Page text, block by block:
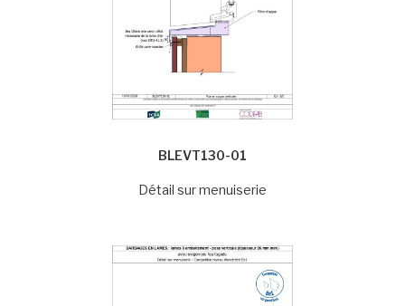
BLEVT130-01
Détail sur menuiserie